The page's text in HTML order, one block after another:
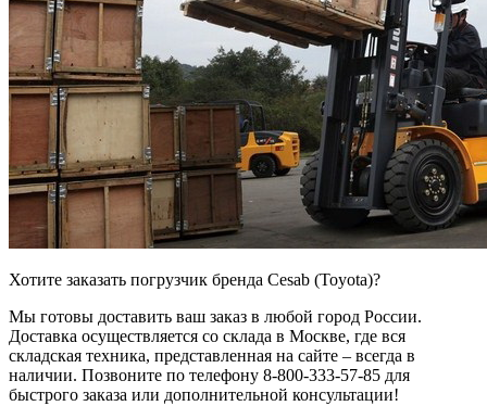
Хотите заказать погрузчик бренда Cesab (Toyota)?
Мы готовы доставить ваш заказ в любой город России.
Доставка осуществляется со склада в Москве, где вся
складская техника, представленная на сайте – всегда в
наличии. Позвоните по телефону 8-800-333-57-85 для
быстрого заказа или дополнительной консультации!